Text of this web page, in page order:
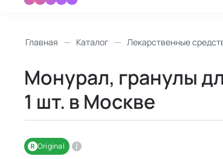
Главная Каталог Лекарственные
Монурал, гранулы
1 шт. в Москве
Original